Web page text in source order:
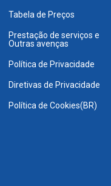
Tabela de Preços
Prestação de serviços e
Outras avenças
Política de Privacidade
Diretivas de Privacidade
Política de Cookies(BR)